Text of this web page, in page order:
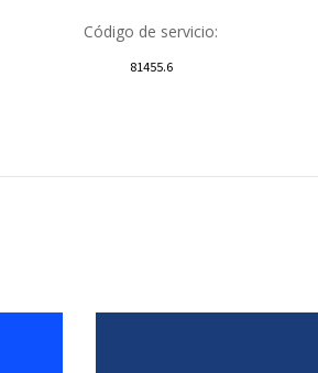
Código de servicio:
81455.6